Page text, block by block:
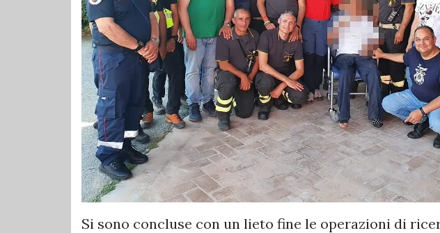
Si sono concluse con un lieto fine le operazioni di